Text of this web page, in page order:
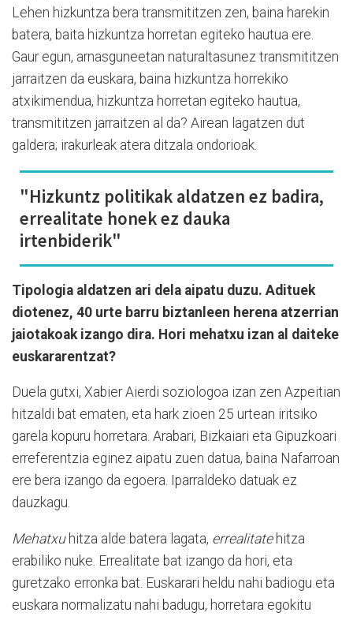
Lehen hizkuntza bera transmititzen zen, baina harekin
batera, baita hizkuntza horretan egiteko hautua ere.
Gaur egun, arnasguneetan naturaltasunez transmititzen
jarraitzen da euskara, baina hizkuntza horrekiko
atxikimendua, hizkuntza horretan egiteko hautua,
transmititzen jarraitzen al da? Airean lagatzen dut
galdera; irakurleak atera ditzala ondorioak.
"Hizkuntz politikak aldatzen ez badira,
errealitate honek ez dauka
irtenbiderik"
Tipologia aldatzen ari dela aipatu duzu. Adituek
diotenez, 40 urte barru biztanleen herena atzerrian
jaiotakoak izango dira. Hori mehatxu izan al daiteke
euskararentzat?
Duela gutxi, Xabier Aierdi soziologoa izan zen Azpeitian
hitzaldi bat ematen, eta hark zioen 25 urtean iritsiko
garela kopuru horretara. Arabari, Bizkaiari eta Gipuzkoari
erreferentzia eginez aipatu zuen datua, baina Nafarroan
ere bera izango da egoera. Iparraldeko datuak ez
dauzkagu.
Mehatxuhitza alde batera lagata, errealitatehitza
erabiliko nuke. Errealitate bat izango da hori, eta
guretzako erronka bat. Euskarari heldu nahi badiogu eta
euskara normalizatu nahi badugu, horretara egokitu